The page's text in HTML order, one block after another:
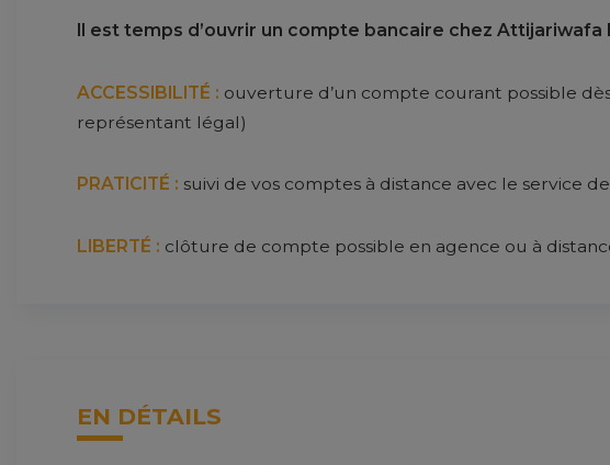
Il est temps d’ouvrir un compte bancaire chez Attijariwafa
ACCESSIBILITÉ : ouverture d’un compte courant possible dès
représentant légal)
PRATICITÉ : suivi de vos comptes à distance avec le service
LIBERTÉ : clôture de compte possible en agence ou à
EN DÉTAILS